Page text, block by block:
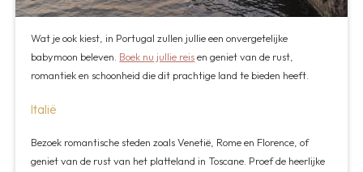
Wat je ook kiest, in Portugal zullen jullie een onvergetelijke
babymoon beleven. Boek nu jullie reisen geniet van de rust,
romantiek en schoonheid die dit prachtige land te bieden heeft.
Italië
Bezoek romantische steden zoals Venetië, Rome en Florence, of
geniet van de rust van het platteland in Toscane. Proef de heerlijke